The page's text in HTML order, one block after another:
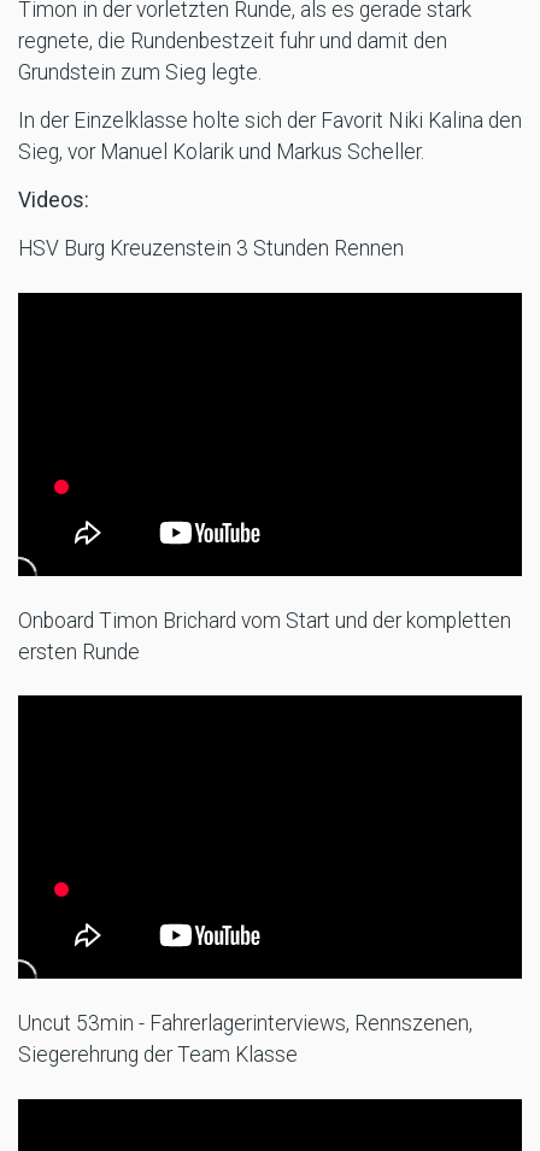
Timon in der vorletzten Runde, als es gerade stark
regnete, die Rundenbestzeit fuhr und damit den
Grundstein zum Sieg legte.
In der Einzelklasse holte sich der Favorit Niki Kalina den
Sieg, vor Manuel Kolarik und Markus Scheller.
Videos:
HSV Burg Kreuzenstein 3 Stunden Rennen
Onboard Timon Brichard vom Start und der kompletten
ersten Runde
Uncut 53min - Fahrerlagerinterviews, Rennszenen,
Siegerehrung der Team Klasse